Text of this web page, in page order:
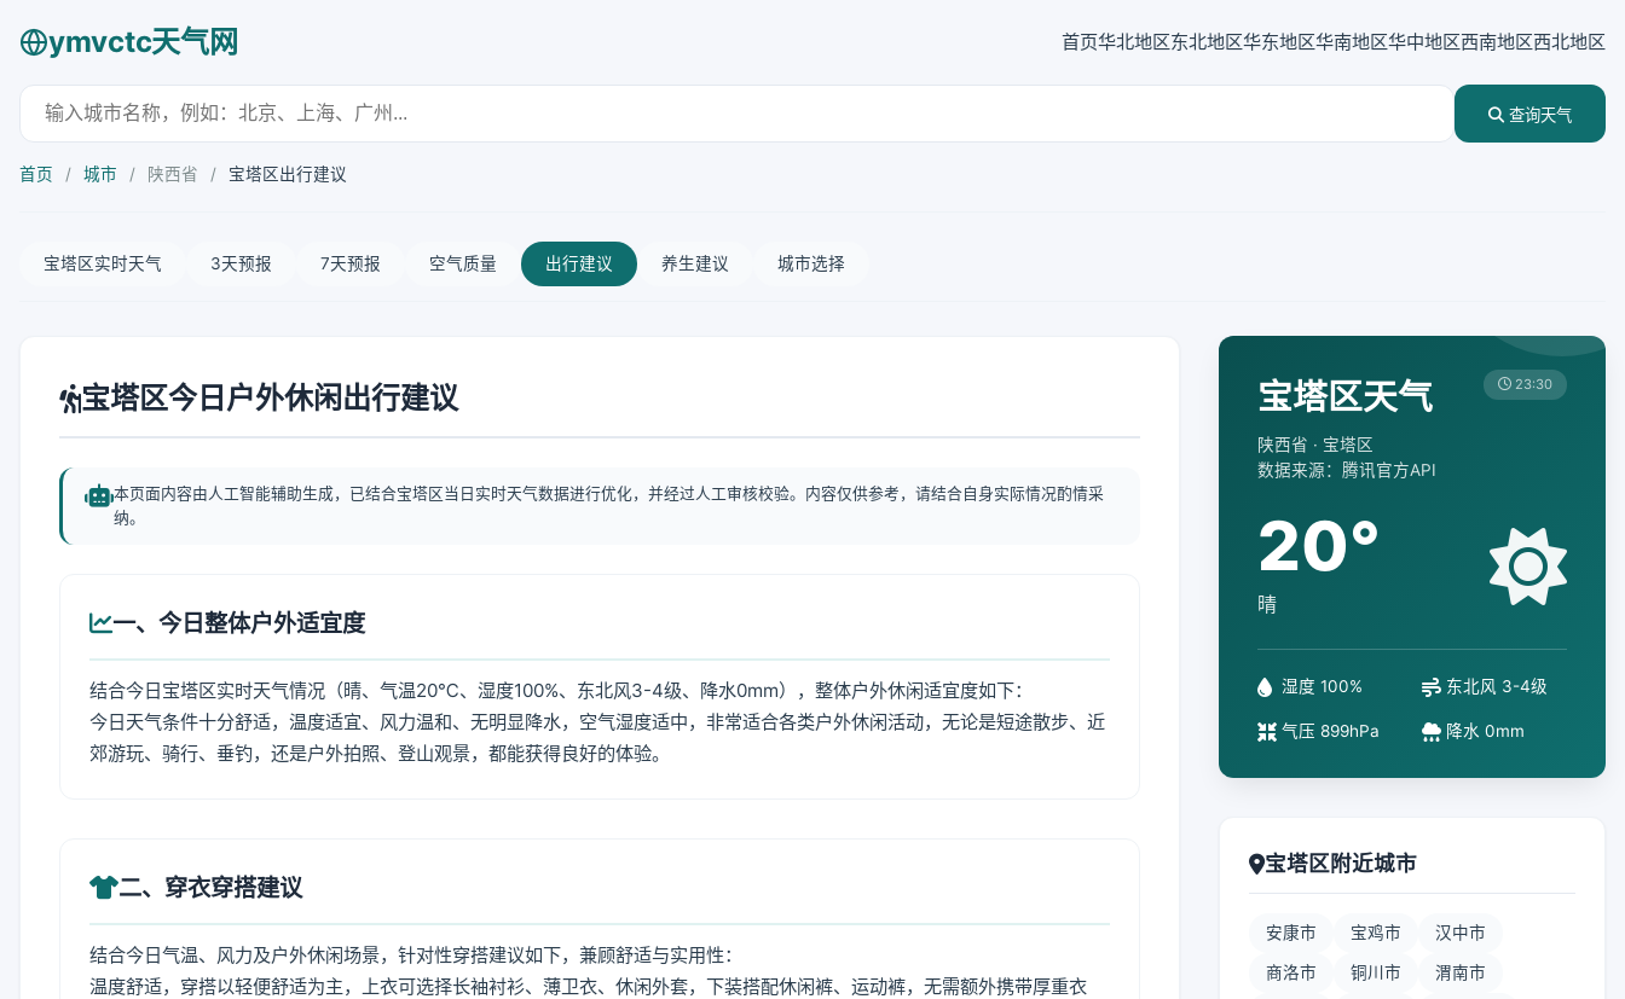
ymvctc天气网 首页华北地区东北地区华东地区华南地区华中地区西南地区西北地区
查询天气
首页 / 城市 / 陕西省 / 宝塔区出行建议
宝塔区实时天气 3天预报 7天预报 空气质量 出行建议 养生建议 城市选择
宝塔区今日户外休闲出行建议
本页面内容由人工智能辅助生成，已结合宝塔区当日实时天气数据进行优化，并经过人工审核校验。内容仅供参考，请结合自身实际情况酌情采
纳。
一、今日整体户外适宜度
结合今日宝塔区实时天气情况（晴、气温20℃、湿度100%、东北风3-4级、降水0mm），整体户外休闲适宜度如下：
今日天气条件十分舒适，温度适宜、风力温和、无明显降水，空气湿度适中，非常适合各类户外休闲活动，无论是短途散步、近
郊游玩、骑行、垂钓，还是户外拍照、登山观景，都能获得良好的体验。
二、穿衣穿搭建议
结合今日气温、风力及户外休闲场景，针对性穿搭建议如下，兼顾舒适与实用性：
温度舒适，穿搭以轻便舒适为主，上衣可选择长袖衬衫、薄卫衣、休闲外套，下装搭配休闲裤、运动裤，无需额外携带厚重衣
宝塔区天气
陕西省 · 宝塔区
数据来源：腾讯官方API
23:30
20°
晴
湿度 100% 东北风 3-4级
气压 899hPa 降水 0mm
宝塔区附近城市
安康市 宝鸡市 汉中市
商洛市 铜川市 渭南市